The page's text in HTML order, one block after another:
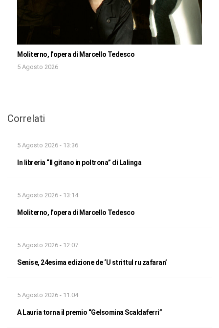
Moliterno, l’opera di Marcello Tedesco
5 Agosto 2026
Correlati
5 Agosto 2026 - 13:36
In libreria “Il gitano in poltrona” di Lalinga
5 Agosto 2026 - 13:14
Moliterno, l’opera di Marcello Tedesco
5 Agosto 2026 - 12:07
Senise, 24esima edizione de ‘U strittul ru zafaran’
5 Agosto 2026 - 11:04
A Lauria torna il premio “Gelsomina Scaldaferri”